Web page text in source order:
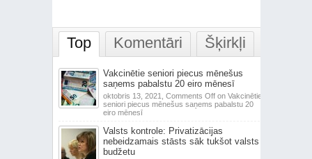
Top Komentāri Šķirkļi
Vakcinētie seniori piecus mēnešus
saņems pabalstu 20 eiro mēnesī
oktobris 13, 2021, Comments Offon Vakcinētie
seniori piecus mēnešus saņems pabalstu 20
eiro mēnesī
Valsts kontrole: Privatizācijas
nebeidzamais stāsts sāk tukšot valsts
budžetu